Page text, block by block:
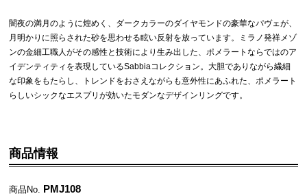
闇夜の満月のように煌めく、ダークカラーのダイヤモンドの豪華なパヴェが、
月明かりに照らされた砂を思わせる眩い反射を放っています。ミラノ発祥メゾ
ンの金細工職人がその感性と技術により生み出した、ポメラートならではのア
イデンティティを表現しているSabbiaコレクション。大胆でありながら繊細
な印象をもたらし、トレンドをおさえながらも意外性にあふれた、ポメラート
らしいシックなエスプリが効いたモダンなデザインリングです。
商品情報
商品No. PMJ108